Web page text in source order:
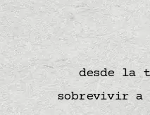
desde la
sobrevivir a